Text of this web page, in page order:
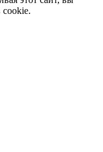
cookie.